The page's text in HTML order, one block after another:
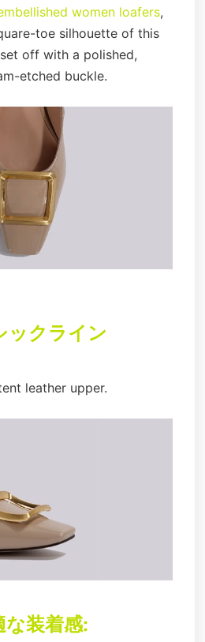
women loafers,
toe silhouette of this
off with a polished,
etched buckle.
ックライン
leather upper.
な装着感: